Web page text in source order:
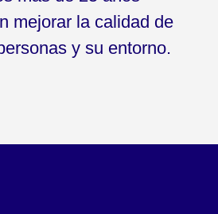
mejorar la calidad de
y su entorno.